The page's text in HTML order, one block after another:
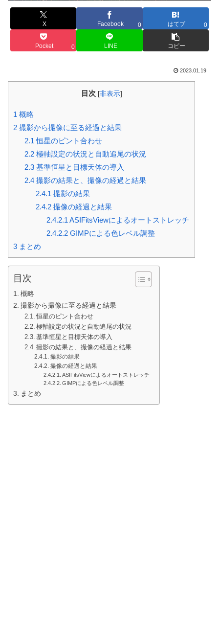
X Facebook 0 はてブ 0
Pocket 0 LINE コピー
2023.01.19
目次 [非表示]
1 概略
2 撮影から撮像に至る経過と結果
2.1 恒星のピント合わせ
2.2極軸設定の状況と自動追尾の状況
2.3基準恒星と目標天体の導入
2.4撮影の結果と、撮像の経過と結果
2.4.1 撮影の結果
2.4.2撮像の経過と結果
2.4.2.1 ASIFitsViewによるオートストレッチ
2.4.2.2 GIMPによる色レベル調整
3 まとめ
目次
概略
撮影から撮像に至る経過と結果
恒星のピント合わせ
極軸設定の状況と自動追尾の状況
基準恒星と目標天体の導入
撮影の結果と、撮像の経過と結果
撮影の結果
撮像の経過と結果
ASIFitsViewによるオートストレッチ
GIMPによる色レベル調整
まとめ